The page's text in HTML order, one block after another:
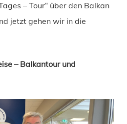
– Tour“ über den Balkan
jetzt gehen wir in die
– Balkantour und